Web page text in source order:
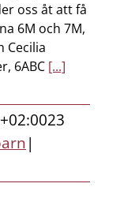
oss åt att få
6M och 7M,
Cecilia
6ABC [...]
23
|